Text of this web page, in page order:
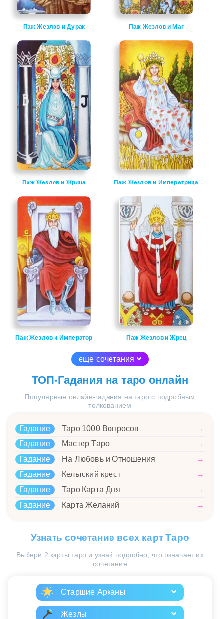
Паж Жезлов и Дурак Паж Жезлов и Маг
Паж Жезлов и Жрица Паж Жезлов и Императрица
Паж Жезлов и Император Паж Жезлов и Жрец
еще сочетания
ТОП-Гадания на таро онлайн
Популярные онлайн-гадания на таро с подробным
толкованием
Гадание Таро 1000 Вопросов
→
Гадание
Мастер Таро
→
Гадание
На Любовь и Отношения
→
Гадание
Кельтский крест
→
Гадание
Таро Карта Дня
→
Гадание
Карта Желаний →
Узнать сочетание всех карт Таро
Выбери 2 карты таро и узнай подробно, что означает их
сочетание
Старшие Арканы
Жезлы